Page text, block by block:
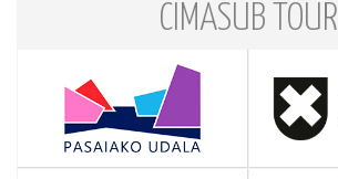
CIMASUB TOUR